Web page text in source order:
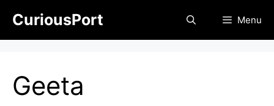
content
CuriousPort Menu
Geeta